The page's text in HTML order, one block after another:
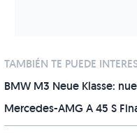
TAMBIÉN TE PUEDE
BMW M3 Neue Klasse:
Mercedes-AMG A 45 S